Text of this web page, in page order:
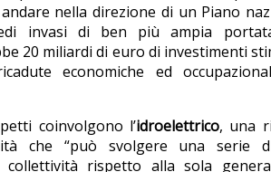
nella direzione di un Piano
invasi di ben più ampia
20 miliardi di euro di investimenti
economiche ed
coinvolgono l’idroelettrico, una
che “può svolgere una serie
rispetto alla sola